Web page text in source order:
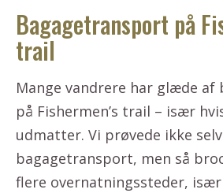
Bagagetransport på
trail
Mange vandrere har glæde
på Fishermen’s trail – især
udmatter. Vi prøvede ikke selv
bagagetransport, men så
flere overnatningssteder,